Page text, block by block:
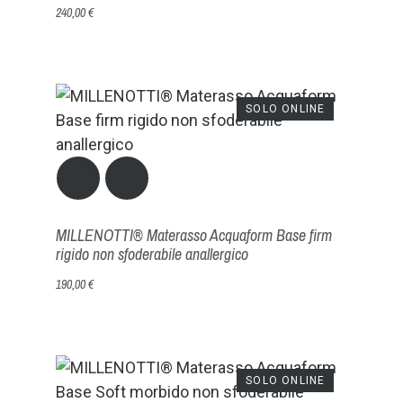
240,00 €
MILLENOTTI® Materasso Acquaform Base firm
rigido non sfoderabile anallergico
190,00 €
SOLO ONLINE
SOLO ONLINE